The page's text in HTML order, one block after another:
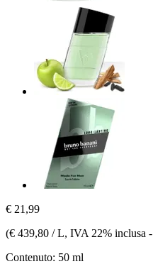
€ 21,99
(€ 439,80 / L, IVA 22% inclusa -
Contenuto: 50 ml